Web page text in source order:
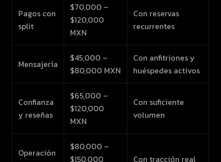
Pagos con
split
$70,000 –
$120,000
MXN
Con reservas
recurrentes
Mensajería
$45,000 –
$80,000 MXN
Con anfitriones y
huéspedes activos
Confianza
y reseñas
$65,000 –
$120,000
MXN
Con suficiente
volumen
Operación
$80,000 –
$150,000
Con tracción real